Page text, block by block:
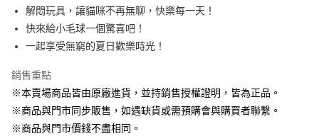
悠遊付
Google Pay
解悶玩具，讓貓咪不再無聊，快樂每一天！
快來給小毛球一個驚喜吧！
一起享受無窮的夏日歡樂時光！
銷售重點
※本賣場商品皆由原廠進貨，並持銷售授權證明，皆為正品。
※商品與門市同步販售，如遇缺貨或需預購會與購買者聯繫。
※商品與門市價錢不盡相同。